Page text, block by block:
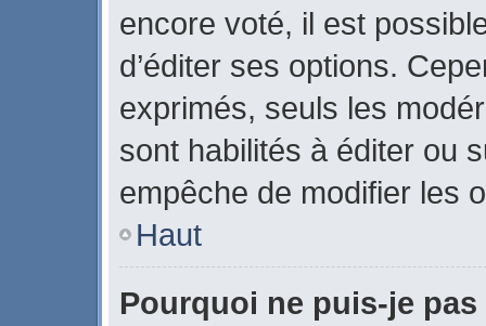
encore voté, il est
d’éditer ses options.
exprimés, seuls les
sont habilités à éditer ou
empêche de modifier les
Haut
Pourquoi ne puis-je